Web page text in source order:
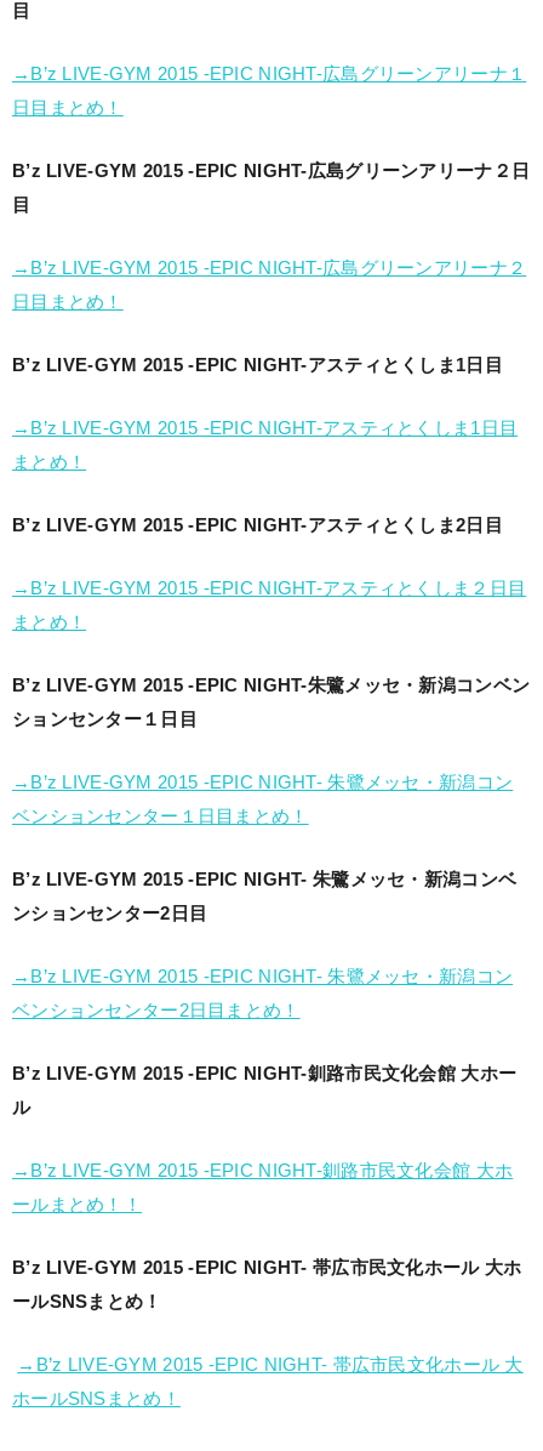
目
→B’z LIVE-GYM 2015 -EPIC NIGHT-広島グリーンアリーナ１
日目まとめ！
B’z LIVE-GYM 2015 -EPIC NIGHT-広島グリーンアリーナ２日
目
→B’z LIVE-GYM 2015 -EPIC NIGHT-広島グリーンアリーナ２
日目まとめ！
B’z LIVE-GYM 2015 -EPIC NIGHT-アスティとくしま1日目
→B’z LIVE-GYM 2015 -EPIC NIGHT-アスティとくしま1日目
まとめ！
B’z LIVE-GYM 2015 -EPIC NIGHT-アスティとくしま2日目
→B’z LIVE-GYM 2015 -EPIC NIGHT-アスティとくしま２日目
まとめ！
B’z LIVE-GYM 2015 -EPIC NIGHT-朱鷺メッセ・新潟コンベン
ションセンター１日目
→B’z LIVE-GYM 2015 -EPIC NIGHT- 朱鷺メッセ・新潟コン
ベンションセンター１日目まとめ！
B’z LIVE-GYM 2015 -EPIC NIGHT- 朱鷺メッセ・新潟コンベ
ンションセンター2日目
→B’z LIVE-GYM 2015 -EPIC NIGHT- 朱鷺メッセ・新潟コン
ベンションセンター2日目まとめ！
B’z LIVE-GYM 2015 -EPIC NIGHT-釧路市民文化会館 大ホー
ル
→B’z LIVE-GYM 2015 -EPIC NIGHT-釧路市民文化会館 大ホ
ールまとめ！！
B’z LIVE-GYM 2015 -EPIC NIGHT- 帯広市民文化ホール 大ホ
ールSNSまとめ！
→B’z LIVE-GYM 2015 -EPIC NIGHT- 帯広市民文化ホール 大
ホールSNSまとめ！